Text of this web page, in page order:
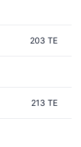
203 TE
213 TE